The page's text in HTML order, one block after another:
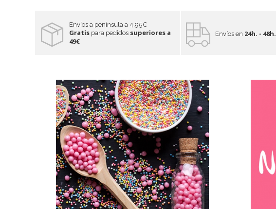
Envíos a península a 4.95€
Gratis para pedidos superiores a
49€
Envíos en 24h. - 48h.